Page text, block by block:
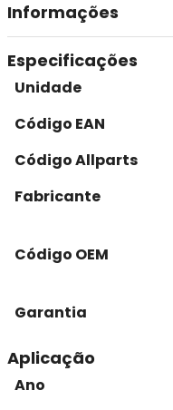
Informações
Especificações
Unidade
Código EAN
Código Allparts
Fabricante
Código OEM
Garantia
Aplicação
Ano